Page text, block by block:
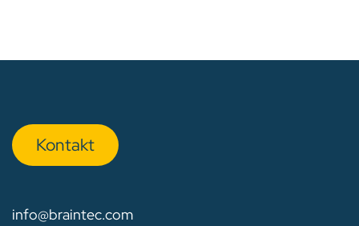
Kon​​​​​​ta​​kt
info@braintec.com